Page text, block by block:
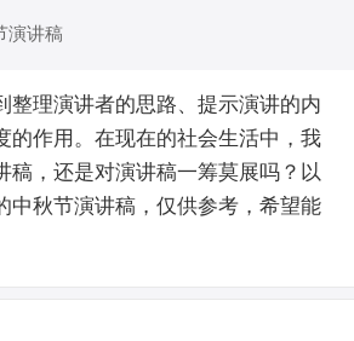
演讲稿
整理演讲者的思路、提示演讲的内
的作用。在现在的社会生活中，我
稿，还是对演讲稿一筹莫展吗？以
中秋节演讲稿，仅供参考，希望能